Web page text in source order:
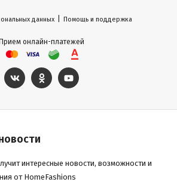
данных Помощь и поддержка
онлайн-платежей
интересные новости, возможности и
от HomeFashions